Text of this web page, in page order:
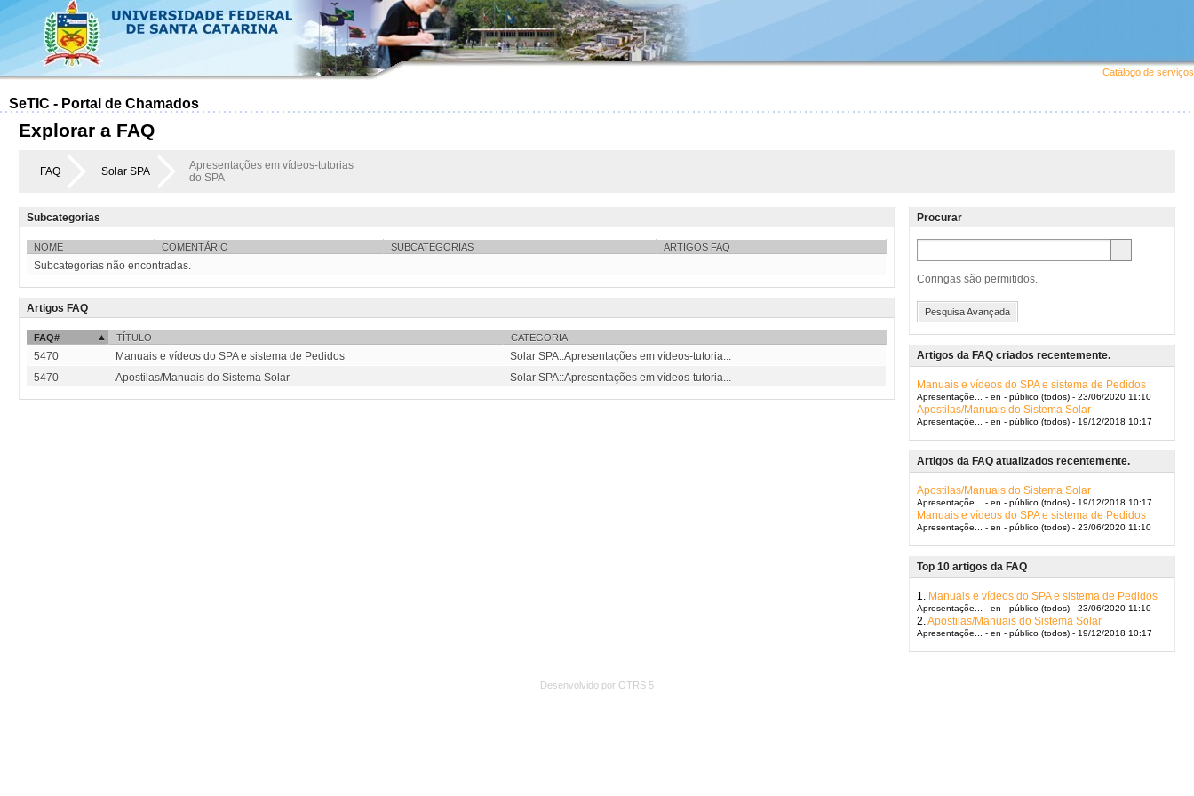
Catálogo de serviços
SeTIC - Portal de Chamados
Explorar a FAQ
FAQ Solar SPA
Apresentações em vídeos-tutorias
do SPA
Procurar
Coringas são permitidos.
Pesquisa Avançada
Artigos da FAQ criados recentemente.
Manuais e vídeos do SPA e sistema de Pedidos
Apresentaçõe... - en - público (todos) - 23/06/2020 11:10
Apostilas/Manuais do Sistema Solar
Apresentaçõe... - en - público (todos) - 19/12/2018 10:17
Artigos da FAQ atualizados recentemente.
Apostilas/Manuais do Sistema Solar
Apresentaçõe... - en - público (todos) - 19/12/2018 10:17
Manuais e vídeos do SPA e sistema de Pedidos
Apresentaçõe... - en - público (todos) - 23/06/2020 11:10
Top 10 artigos da FAQ
1. Manuais e vídeos do SPA e sistema de Pedidos
Apresentaçõe... - en - público (todos) - 23/06/2020 11:10
2.Apostilas/Manuais do Sistema Solar
Apresentaçõe... - en - público (todos) - 19/12/2018 10:17
Subcategorias
NOME COMENTÁRIO SUBCATEGORIAS ARTIGOS FAQ
Subcategorias não encontradas.
Artigos FAQ
FAQ# TÍTULO CATEGORIA
5470 Manuais e vídeos do SPA e sistema de Pedidos
Solar SPA::Apresentações em vídeos-tutoria...
5470
Apostilas/Manuais do Sistema Solar Solar SPA::Apresentações em vídeos-tutoria...
Desenvolvido por OTRS 5